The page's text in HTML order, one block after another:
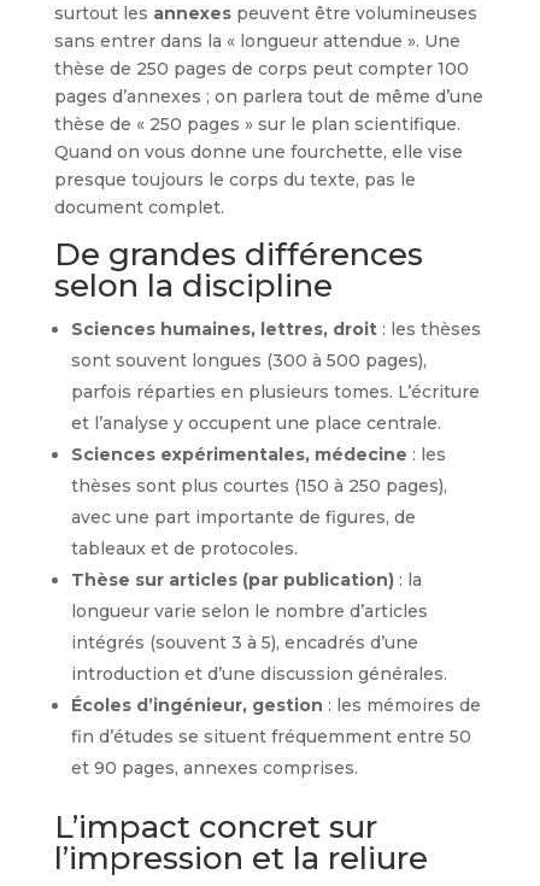
surtout les annexespeuvent être volumineuses
sans entrer dans la « longueur attendue ». Une
thèse de 250 pages de corps peut compter 100
pages d’annexes ; on parlera tout de même d’une
thèse de « 250 pages » sur le plan scientifique.
Quand on vous donne une fourchette, elle vise
presque toujours le corps du texte, pas le
document complet.
De grandes différences
selon la discipline
Sciences humaines, lettres, droit: les thèses
sont souvent longues (300 à 500 pages),
parfois réparties en plusieurs tomes. L’écriture
et l’analyse y occupent une place centrale.
Sciences expérimentales, médecine : les
thèses sont plus courtes (150 à 250 pages),
avec une part importante de figures, de
tableaux et de protocoles.
Thèse sur articles (par publication): la
longueur varie selon le nombre d’articles
intégrés (souvent 3 à 5), encadrés d’une
introduction et d’une discussion générales.
Écoles d’ingénieur, gestion : les mémoires de
fin d’études se situent fréquemment entre 50
et 90 pages, annexes comprises.
L’impact concret sur
l’impression et la reliure